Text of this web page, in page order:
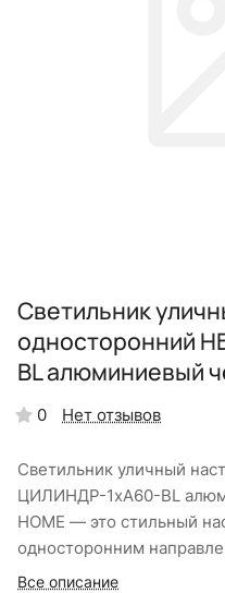
Светильник
односторонний
BL алюминиевый
0 Нет отзывов
Светильник уличный
ЦИЛИНДР-1xА60-BL
HOME — это стильный
односторонним
цилиндрическим
Все описание